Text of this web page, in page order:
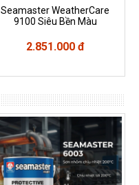
Seamaster WeatherCare
9100 Siêu Bền Màu
2.851.000 đ